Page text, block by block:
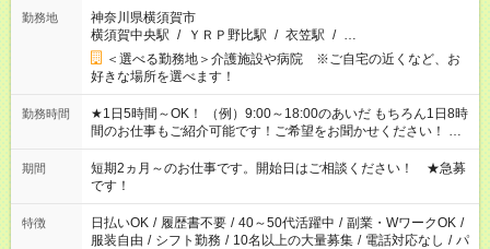
勤務地
神奈川県横須賀市
横須賀中央駅 / ＹＲＰ野比駅 / 衣笠駅 / …
＜選べる勤務地＞介護施設や病院 ※ご自宅の近くなど、お
好きな場所を選べます！
勤務時間
★1日5時間～OK！ （例）9:00～18:00のあいだ もちろん1日8時
間のお仕事もご紹介可能です！ご希望をお聞かせください！ ※
週最低15時間以上の勤務が必要です
期間
短期2ヵ月～のお仕事です。開始日はご相談ください！ ★急募
です！
特徴 日払いOK / 履歴書不要 / 40～50代活躍中 / 副業・WワークOK /
服装自由 / シフト勤務 / 10名以上の大量募集 / 電話対応なし / パ